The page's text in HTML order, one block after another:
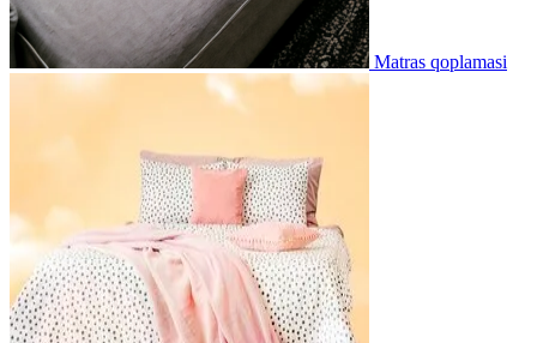
Matras qoplamasi